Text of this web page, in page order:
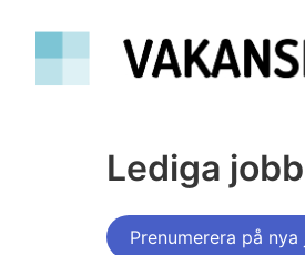
Lediga
Prenumerera på